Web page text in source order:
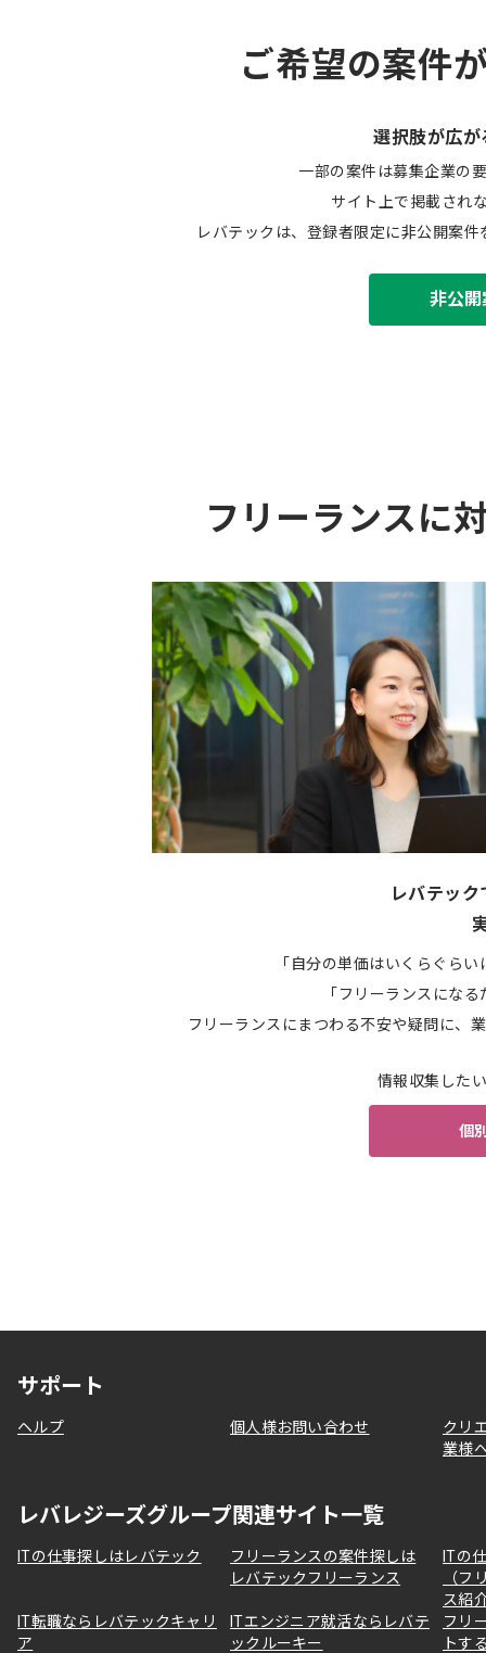
ご希望の案件
選択肢が広が
一部の案件は募集企業の
サイト上で掲載され
レバテックは、登録者限定に非公開案
非公
フリーランスに
レバテッ
「自分の単価はいくらぐら
「フリーランスにな
フリーランスにまつわる不安や疑問に、
情報収集した
個
サポート
ヘルプ 個人様お問い合わせ
クリ
業様
レバレジーズグループ関連サイト一覧
ITの仕事探しはレバテック
フリーランスの案件探しは
レバテックフリーランス
ITの
（フ
ス紹
IT転職ならレバテックキャリ
ア
ITエンジニア就活ならレバテ
ックルーキー
フリ
トす